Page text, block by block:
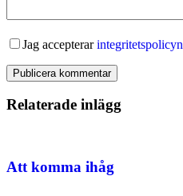
Jag accepterarintegritetspolicyn
Publicera kommentar
Relaterade inlägg
Att komma ihåg